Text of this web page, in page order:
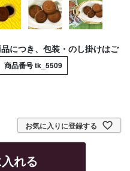
につき、包装・のし掛けはご
商品番号tk_5509
お気に入りに登録する
れる